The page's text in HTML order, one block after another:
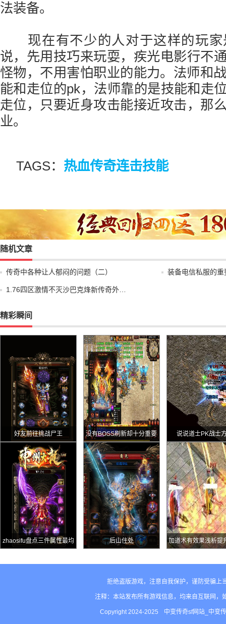
法装备。
现在有不少的人对于这样的玩家
说，先用技巧来玩耍，疾光电影行不
怪物，不用害怕职业的能力。法师和
能和走位的pk，法师靠的是技能和走
走位，只要近身攻击能接近攻击，那
业。
TAGS： 热血传奇连击技能
随机文章
传奇中各种让人郁闷的问题（二） 装备电信私服的重
1.76四区激情不灭沙巴克烽新传奇外…
精彩瞬间
好友前往挑战尸王 没有BOSS刷新却十分重要
的地图幻境二层北
说说道士PK战士
zhaosifu盘点三件属性最均 后山住处 加道术有效果浅析提
拒绝盗版游戏，注意自我保护，谨防受骗上
注释：本站发布所有游戏信息，均来自互联网
Copyright 2024-2025 中变传奇sf网站_中变